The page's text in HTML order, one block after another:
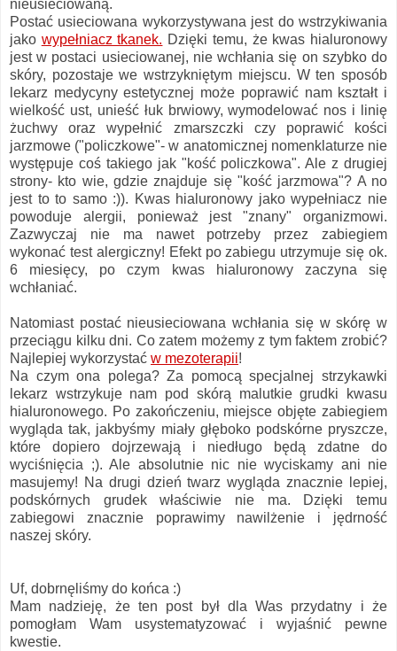
nieusieciowaną.
Postać usieciowana wykorzystywana jest do wstrzykiwania
jako wypełniacz tkanek. Dzięki temu, że kwas hialuronowy
jest w postaci usieciowanej, nie wchłania się on szybko do
skóry, pozostaje we wstrzykniętym miejscu. W ten sposób
lekarz medycyny estetycznej może poprawić nam kształt i
wielkość ust, unieść łuk brwiowy, wymodelować nos i linię
żuchwy oraz wypełnić zmarszczki czy poprawić kości
jarzmowe ("policzkowe"- w anatomicznej nomenklaturze nie
występuje coś takiego jak "kość policzkowa". Ale z drugiej
strony- kto wie, gdzie znajduje się "kość jarzmowa"? A no
jest to to samo :)). Kwas hialuronowy jako wypełniacz nie
powoduje alergii, ponieważ jest "znany" organizmowi.
Zazwyczaj nie ma nawet potrzeby przez zabiegiem
wykonać test alergiczny! Efekt po zabiegu utrzymuje się ok.
6 miesięcy, po czym kwas hialuronowy zaczyna się
wchłaniać.
Natomiast postać nieusieciowana wchłania się w skórę w
przeciągu kilku dni. Co zatem możemy z tym faktem zrobić?
Najlepiej wykorzystać w mezoterapii!
Na czym ona polega? Za pomocą specjalnej strzykawki
lekarz wstrzykuje nam pod skórą malutkie grudki kwasu
hialuronowego. Po zakończeniu, miejsce objęte zabiegiem
wygląda tak, jakbyśmy miały głęboko podskórne pryszcze,
które dopiero dojrzewają i niedługo będą zdatne do
wyciśnięcia ;). Ale absolutnie nic nie wyciskamy ani nie
masujemy! Na drugi dzień twarz wygląda znacznie lepiej,
podskórnych grudek właściwie nie ma. Dzięki temu
zabiegowi znacznie poprawimy nawilżenie i jędrność
naszej skóry.
Uf, dobrnęliśmy do końca :)
Mam nadzieję, że ten post był dla Was przydatny i że
pomogłam Wam usystematyzować i wyjaśnić pewne
kwestie.